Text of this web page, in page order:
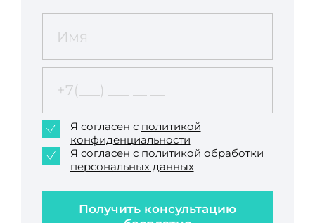
Получить консультацию
Я согласен с политикой
конфиденциальности
Я согласен с политикой обработки
персональных данных